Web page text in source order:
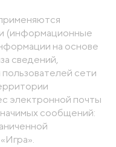
(информационные
на основе
сведений,
сети
электронной почты
сообщений: